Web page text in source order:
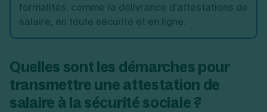
formalités, comme la délivrance d'attestations de
salaire, en toute sécurité et en ligne.
Quelles sont les démarches pour
transmettre une attestation de
salaire à la sécurité sociale ?